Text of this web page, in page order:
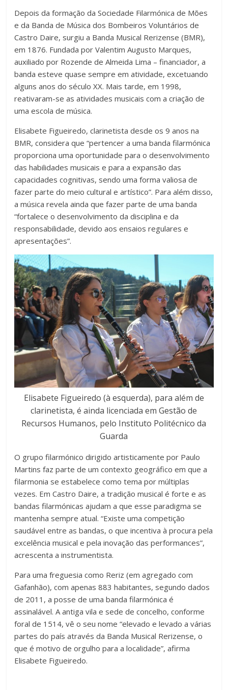
Depois da formação da Sociedade Filarmónica de Mões
e da Banda de Música dos Bombeiros Voluntários de
Castro Daire, surgiu a Banda Musical Rerizense (BMR),
em 1876. Fundada por Valentim Augusto Marques,
auxiliado por Rozende de Almeida Lima – financiador, a
banda esteve quase sempre em atividade, excetuando
alguns anos do século XX. Mais tarde, em 1998,
reativaram-se as atividades musicais com a criação de
uma escola de música.
Elisabete Figueiredo, clarinetista desde os 9 anos na
BMR, considera que “pertencer a uma banda filarmónica
proporciona uma oportunidade para o desenvolvimento
das habilidades musicais e para a expansão das
capacidades cognitivas, sendo uma forma valiosa de
fazer parte do meio cultural e artístico”. Para além disso,
a música revela ainda que fazer parte de uma banda
“fortalece o desenvolvimento da disciplina e da
responsabilidade, devido aos ensaios regulares e
apresentações”.
Elisabete Figueiredo (à esquerda), para além de
clarinetista, é ainda licenciada em Gestão de
Recursos Humanos, pelo Instituto Politécnico da
Guarda
O grupo filarmónico dirigido artisticamente por Paulo
Martins faz parte de um contexto geográfico em que a
filarmonia se estabelece como tema por múltiplas
vezes. Em Castro Daire, a tradição musical é forte e as
bandas filarmónicas ajudam a que esse paradigma se
mantenha sempre atual. “Existe uma competição
saudável entre as bandas, o que incentiva à procura pela
excelência musical e pela inovação das performances”,
acrescenta a instrumentista.
Para uma freguesia como Reriz (em agregado com
Gafanhão), com apenas 883 habitantes, segundo dados
de 2011, a posse de uma banda filarmónica é
assinalável. A antiga vila e sede de concelho, conforme
foral de 1514, vê o seu nome “elevado e levado a várias
partes do país através da Banda Musical Rerizense, o
que é motivo de orgulho para a localidade”, afirma
Elisabete Figueiredo.